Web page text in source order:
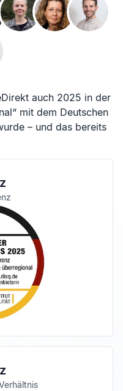
auch 2025 in der
mit dem Deutschen
– und das bereits